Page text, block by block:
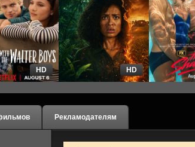
HD HD
Рекламодателям